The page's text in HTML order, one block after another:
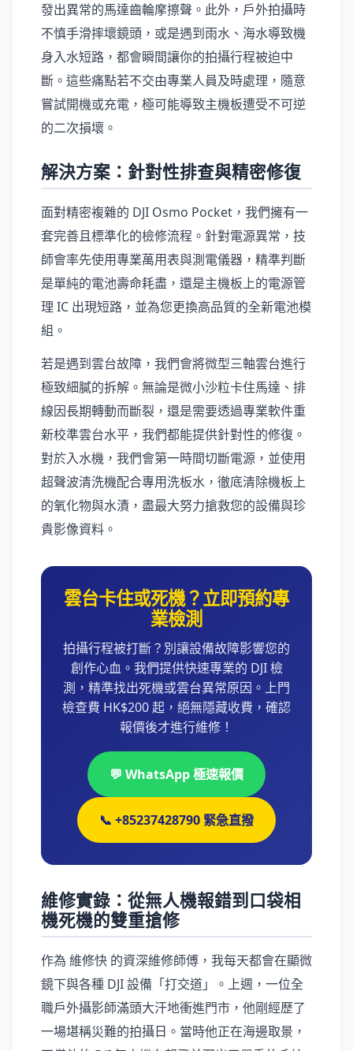
發出異常的馬達齒輪摩擦聲。此外，戶外拍攝時
不慎手滑摔壞鏡頭，或是遇到雨水、海水導致機
身入水短路，都會瞬間讓你的拍攝行程被迫中
斷。這些痛點若不交由專業人員及時處理，隨意
嘗試開機或充電，極可能導致主機板遭受不可逆
的二次損壞。
解決方案：針對性排查與精密修復
面對精密複雜的 DJI Osmo Pocket，我們擁有一
套完善且標準化的檢修流程。針對電源異常，技
師會率先使用專業萬用表與測電儀器，精準判斷
是單純的電池壽命耗盡，還是主機板上的電源管
理 IC 出現短路，並為您更換高品質的全新電池模
組。
若是遇到雲台故障，我們會將微型三軸雲台進行
極致細膩的拆解。無論是微小沙粒卡住馬達、排
線因長期轉動而斷裂，還是需要透過專業軟件重
新校準雲台水平，我們都能提供針對性的修復。
對於入水機，我們會第一時間切斷電源，並使用
超聲波清洗機配合專用洗板水，徹底清除機板上
的氧化物與水漬，盡最大努力搶救您的設備與珍
貴影像資料。
雲台卡住或死機？立即預約專
業檢測
拍攝行程被打斷？別讓設備故障影響您的
創作心血。我們提供快速專業的 DJI 檢
測，精準找出死機或雲台異常原因。上門
檢查費 HK$200 起，絕無隱藏收費，確認
報價後才進行維修！
💬 WhatsApp 極速報價
📞 +85237428790 緊急直撥
維修實錄：從無人機報錯到口袋相
機死機的雙重搶修
作為 維修快 的資深維修師傅，我每天都會在顯微
鏡下與各種 DJI 設備「打交道」。上週，一位全
職戶外攝影師滿頭大汗地衝進門市，他剛經歷了
一場堪稱災難的拍攝日。當時他正在海邊取景，